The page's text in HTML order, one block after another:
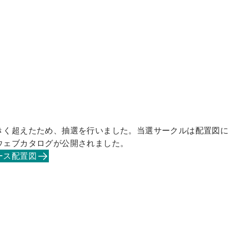
超えたため、抽選を行いました。当選サークルは配置図に
ブカタログが公開されました。
ス配置図